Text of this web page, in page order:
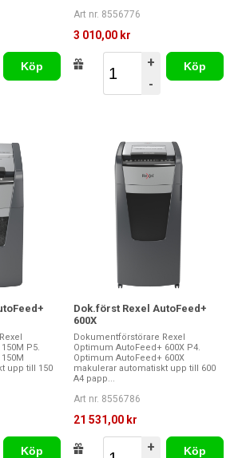
Köp
Art nr. 8556776
3 010,00 kr
+
-
Köp
P5.
upp till 150
Köp
Dok.först Rexel AutoFeed+
600X
Dokumentförstörare Rexel
Optimum AutoFeed+ 600X P4.
Optimum AutoFeed+ 600X
makulerar automatiskt upp till 600
A4 papp...
Art nr. 8556786
21 531,00 kr
+
Köp